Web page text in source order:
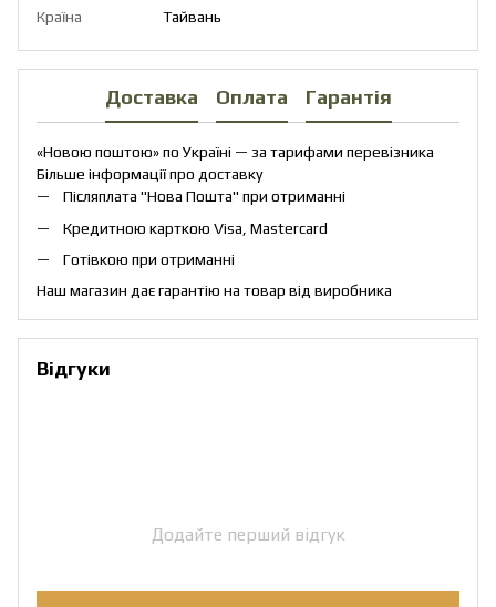
Країна
Тайвань
Доставка Оплата Гарантія
«Новою поштою» по Україні — за тарифами перевізника
Більше інформації про доставку
Післяплата "Нова Пошта" при отриманні
Кредитною карткою Visa, Mastercard
Готівкою при отриманні
Наш магазин дає гарантію на товар від виробника
Відгуки
Додайте перший відгук